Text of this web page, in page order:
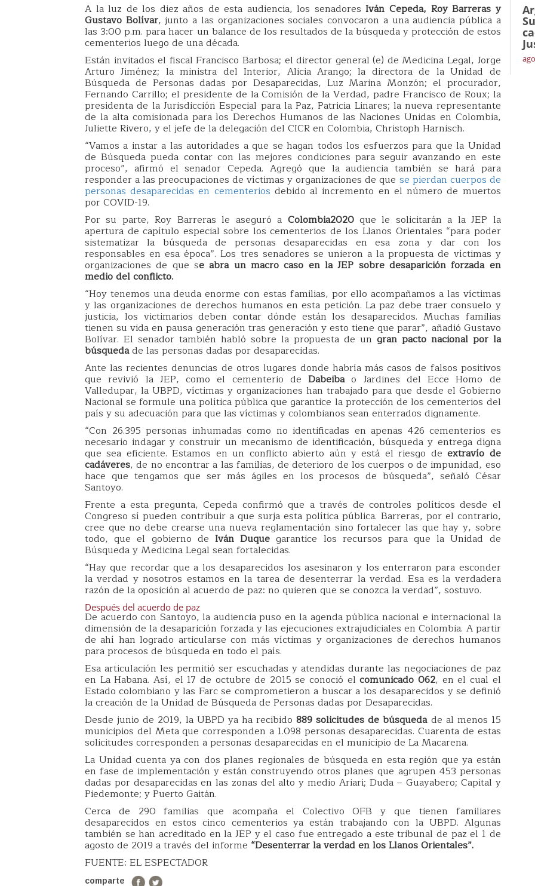
A la luz de los diez años de esta audiencia, los senadores Iván Cepeda, Roy Barreras y
Gustavo Bolívar, junto a las organizaciones sociales convocaron a una audiencia pública a
las 3:00 p.m. para hacer un balance de los resultados de la búsqueda y protección de estos
cementerios luego de una década.
Están invitados el fiscal Francisco Barbosa; el director general (e) de Medicina Legal, Jorge
Arturo Jiménez; la ministra del Interior, Alicia Arango; la directora de la Unidad de
Búsqueda de Personas dadas por Desaparecidas, Luz Marina Monzón; el procurador,
Fernando Carrillo; el presidente de la Comisión de la Verdad, padre Francisco de Roux; la
presidenta de la Jurisdicción Especial para la Paz, Patricia Linares; la nueva representante
de la alta comisionada para los Derechos Humanos de las Naciones Unidas en Colombia,
Juliette Rivero, y el jefe de la delegación del CICR en Colombia, Christoph Harnisch.
“Vamos a instar a las autoridades a que se hagan todos los esfuerzos para que la Unidad
de Búsqueda pueda contar con las mejores condiciones para seguir avanzando en este
proceso”, afirmó el senador Cepeda. Agregó que la audiencia también se hará para
responder a las preocupaciones de víctimas y organizaciones de que se pierdan cuerpos de
personas desaparecidas en cementerios debido al incremento en el número de muertos
por COVID-19.
Por su parte, Roy Barreras le aseguró a Colombia2020que le solicitarán a la JEP la
apertura de capítulo especial sobre los cementerios de los Llanos Orientales “para poder
sistematizar la búsqueda de personas desaparecidas en esa zona y dar con los
responsables en esa época”. Los tres senadores se unieron a la propuesta de víctimas y
organizaciones de que se abra un macro caso en la JEP sobre desaparición forzada en
medio del conflicto.
“Hoy tenemos una deuda enorme con estas familias, por ello acompañamos a las víctimas
y las organizaciones de derechos humanos en esta petición. La paz debe traer consuelo y
justicia, los victimarios deben contar dónde están los desaparecidos. Muchas familias
tienen su vida en pausa generación tras generación y esto tiene que parar”, añadió Gustavo
Bolívar. El senador también habló sobre la propuesta de un gran pacto nacional por la
búsquedade las personas dadas por desaparecidas.
Ante las recientes denuncias de otros lugares donde habría más casos de falsos positivos
que revivió la JEP, como el cementerio deDabeibao Jardines del Ecce Homo de
Valledupar, la UBPD, víctimas y organizaciones han trabajado para que desde el Gobierno
Nacional se formule una política pública que garantice la protección de los cementerios del
país y su adecuación para que las víctimas y colombianos sean enterrados dignamente.
“Con 26.395 personas inhumadas como no identificadas en apenas 426 cementerios es
necesario indagar y construir un mecanismo de identificación, búsqueda y entrega digna
que sea eficiente. Estamos en un conflicto abierto aún y está el riesgo deextravío de
cadáveres, de no encontrar a las familias, de deterioro de los cuerpos o de impunidad, eso
hace que tengamos que ser más ágiles en los procesos de búsqueda”, señaló César
Santoyo.
Frente a esta pregunta, Cepeda confirmó que a través de controles políticos desde el
Congreso sí pueden contribuir a que surja esta política pública. Barreras, por el contrario,
cree que no debe crearse una nueva reglamentación sino fortalecer las que hay y, sobre
todo, que el gobierno de Iván Duquegarantice los recursos para que la Unidad de
Búsqueda y Medicina Legal sean fortalecidas.
“Hay que recordar que a los desaparecidos los asesinaron y los enterraron para esconder
la verdad y nosotros estamos en la tarea de desenterrar la verdad. Esa es la verdadera
razón de la oposición al acuerdo de paz: no quieren que se conozca la verdad”, sostuvo.
Después del acuerdo de paz
De acuerdo con Santoyo, la audiencia puso en la agenda pública nacional e internacional la
dimensión de la desaparición forzada y las ejecuciones extrajudiciales en Colombia. A partir
de ahí han logrado articularse con más víctimas y organizaciones de derechos humanos
para procesos de búsqueda en todo el país.
Esa articulación les permitió ser escuchadas y atendidas durante las negociaciones de paz
en La Habana. Así, el 17 de octubre de 2015 se conoció el comunicado 062, en el cual el
Estado colombiano y las Farc se comprometieron a buscar a los desaparecidos y se definió
la creación de la Unidad de Búsqueda de Personas dadas por Desaparecidas.
Desde junio de 2019, la UBPD ya ha recibido889 solicitudes de búsqueda de al menos 15
municipios del Meta que corresponden a 1.098 personas desaparecidas. Cuarenta de estas
solicitudes corresponden a personas desaparecidas en el municipio de La Macarena.
La Unidad cuenta ya con dos planes regionales de búsqueda en esta región que ya están
en fase de implementación y están construyendo otros planes que agrupen 453 personas
dadas por desaparecidas en las zonas del alto y medio Ariari; Duda – Guayabero; Capital y
Piedemonte; y Puerto Gaitán.
Cerca de 290 familias que acompaña el Colectivo OFB y que tienen familiares
desaparecidos en estos cinco cementerios ya están trabajando con la UBPD. Algunas
también se han acreditado en la JEP y el caso fue entregado a este tribunal de paz el 1 de
agosto de 2019 a través del informe “Desenterrar la verdad en los Llanos Orientales”.
FUENTE: EL ESPECTADOR
comparte